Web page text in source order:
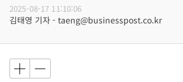
2025-08-17 11:10:06
김태영 기자 - taeng@businesspost.co.kr